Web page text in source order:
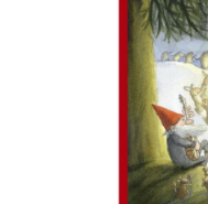
hviezdičiek.